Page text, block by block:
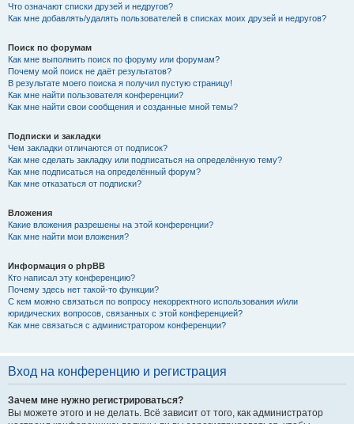
Что означают списки друзей и недругов?
Как мне добавлять/удалять пользователей в списках моих друзей и недругов?
Поиск по форумам
Как мне выполнить поиск по форуму или форумам?
Почему мой поиск не даёт результатов?
В результате моего поиска я получил пустую страницу!
Как мне найти пользователя конференции?
Как мне найти свои сообщения и созданные мной темы?
Подписки и закладки
Чем закладки отличаются от подписок?
Как мне сделать закладку или подписаться на определённую тему?
Как мне подписаться на определённый форум?
Как мне отказаться от подписки?
Вложения
Какие вложения разрешены на этой конференции?
Как мне найти мои вложения?
Информация о phpBB
Кто написал эту конференцию?
Почему здесь нет такой-то функции?
С кем можно связаться по вопросу некорректного использования и/или
юридических вопросов, связанных с этой конференцией?
Как мне связаться с администратором конференции?
Вход на конференцию и регистрация
Зачем мне нужно регистрироваться?
Вы можете этого и не делать. Всё зависит от того, как администратор